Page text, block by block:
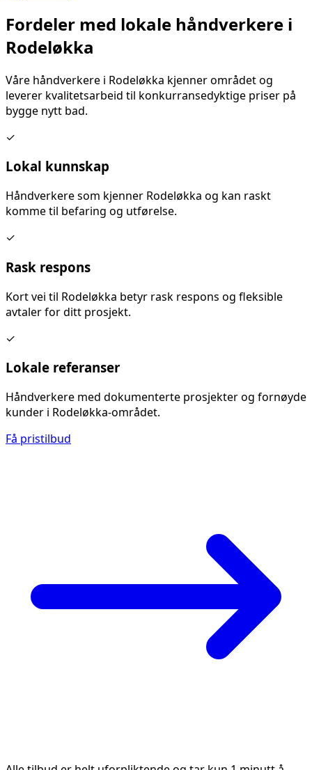
Fordeler med lokale håndverkere i
Rodeløkka
Våre håndverkere i Rodeløkka kjenner området og
leverer kvalitetsarbeid til konkurransedyktige priser på
bygge nytt bad.
✓
Lokal kunnskap
Håndverkere som kjenner Rodeløkka og kan raskt
komme til befaring og utførelse.
✓
Rask respons
Kort vei til Rodeløkka betyr rask respons og fleksible
avtaler for ditt prosjekt.
✓
Lokale referanser
Håndverkere med dokumenterte prosjekter og fornøyde
kunder i Rodeløkka-området.
Få pristilbud